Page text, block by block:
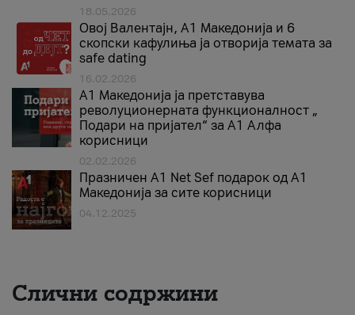
18.05.2026
Овој Валентајн, A1 Македонија и 6
скопски кафулиња ја отворија темата за
safe dating
16.02.2026
А1 Македонија ја претставува
револуционерната функционалност „
Подари на пријател“ за А1 Алфа
корисници
02.02.2026
Празничен A1 Net Sеf подарок од А1
Македонија за сите корисници
04.12.2025
Слични содржини